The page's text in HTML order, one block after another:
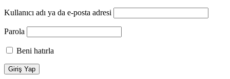
Kullanıcı adı ya da e-posta adresi
Parola
Beni hatırla